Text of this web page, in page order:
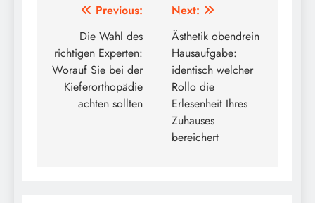
Post
navigation
Previous:
Die Wahl des
richtigen Experten:
Worauf Sie bei der
Kieferorthopädie
achten sollten
Next:
Ästhetik obendrein
Hausaufgabe:
identisch welcher
Rollo die
Erlesenheit Ihres
Zuhauses
bereichert